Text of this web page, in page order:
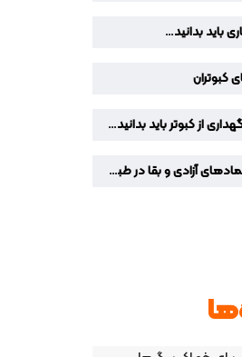
باید بدانید…
کبوتران
از کبوتر باید بدانید…
اسب‌های وحشی: نمادهای آزادی و بقا در طبیعت